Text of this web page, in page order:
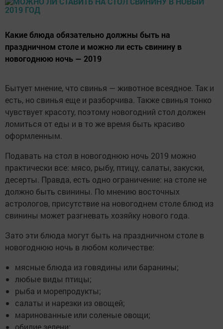
Какие блюда обязательно должны быть на
праздничном столе и можно ли есть свинину в
новогоднюю ночь — 2019
Бытует мнение, что свинья — животное всеядное. Так и
есть, но свинья еще и разборчива. Также свинья тонко
чувствует красоту, поэтому новогодний стол должен
ломиться от еды и в то же время быть красиво
оформленным.
Подавать на стол в новогоднюю ночь 2019 можно
практически все: мясо, рыбу, птицу, салаты, закуски,
десерты. Правда, есть одно ограничение: на столе не
должно быть свинины. По мнению восточных
астрологов, присутствие на новогоднем столе блюд из
свинины может разгневать хозяйку нового года.
Зато эти блюда могут быть на праздничном столе в
новогоднюю ночь в любом количестве:
мясные блюда из говядины или баранины;
любые виды птицы;
рыба и морепродукты;
салаты и нарезки из овощей;
маринованные или соленые овощи;